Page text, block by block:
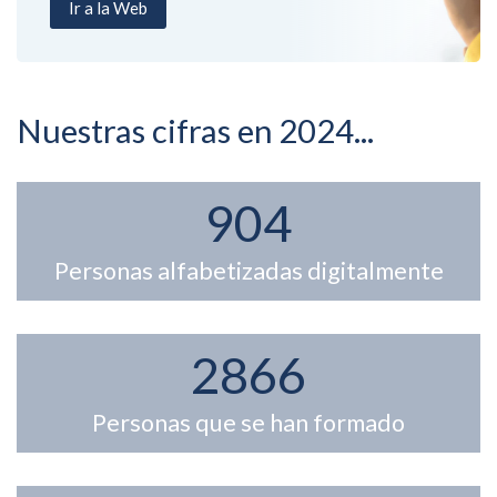
Ir a la Web
Nuestras cifras en 2024...
904
Personas alfabetizadas digitalmente
2866
Personas que se han formado